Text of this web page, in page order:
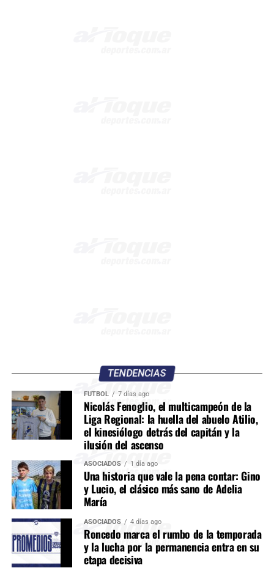
TENDENCIAS
FÚTBOL 7 días ago
Nicolás Fenoglio, el multicampeón de la
Liga Regional: la huella del abuelo Atilio,
el kinesiólogo detrás del capitán y la
ilusión del ascenso
ASOCIADOS 1 día ago
Una historia que vale la pena contar: Gino
y Lucio, el clásico más sano de Adelia
María
ASOCIADOS 4 días ago
Roncedo marca el rumbo de la temporada
y la lucha por la permanencia entra en su
etapa decisiva